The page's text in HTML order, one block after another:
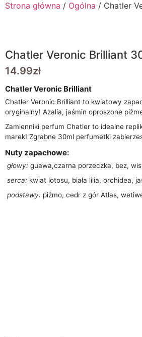
Strona główna / Ogólna / Chatler
Chatler Veronic Brilliant
14.99zł
Chatler Veronic Brilliant
Chatler Veronic Brilliant to kwiatowy
oryginalny! Azalia, jaśmin oproszone
Zamienniki perfum Chatler to idealne
marek! Zgrabne 30ml perfumetki
Nuty zapachowe:
głowy: guawa,czarna porzeczka, bez,
serca: kwiat lotosu, biała lilia, orchidea,
podstawy: piżmo, cedr z gór Atlas,